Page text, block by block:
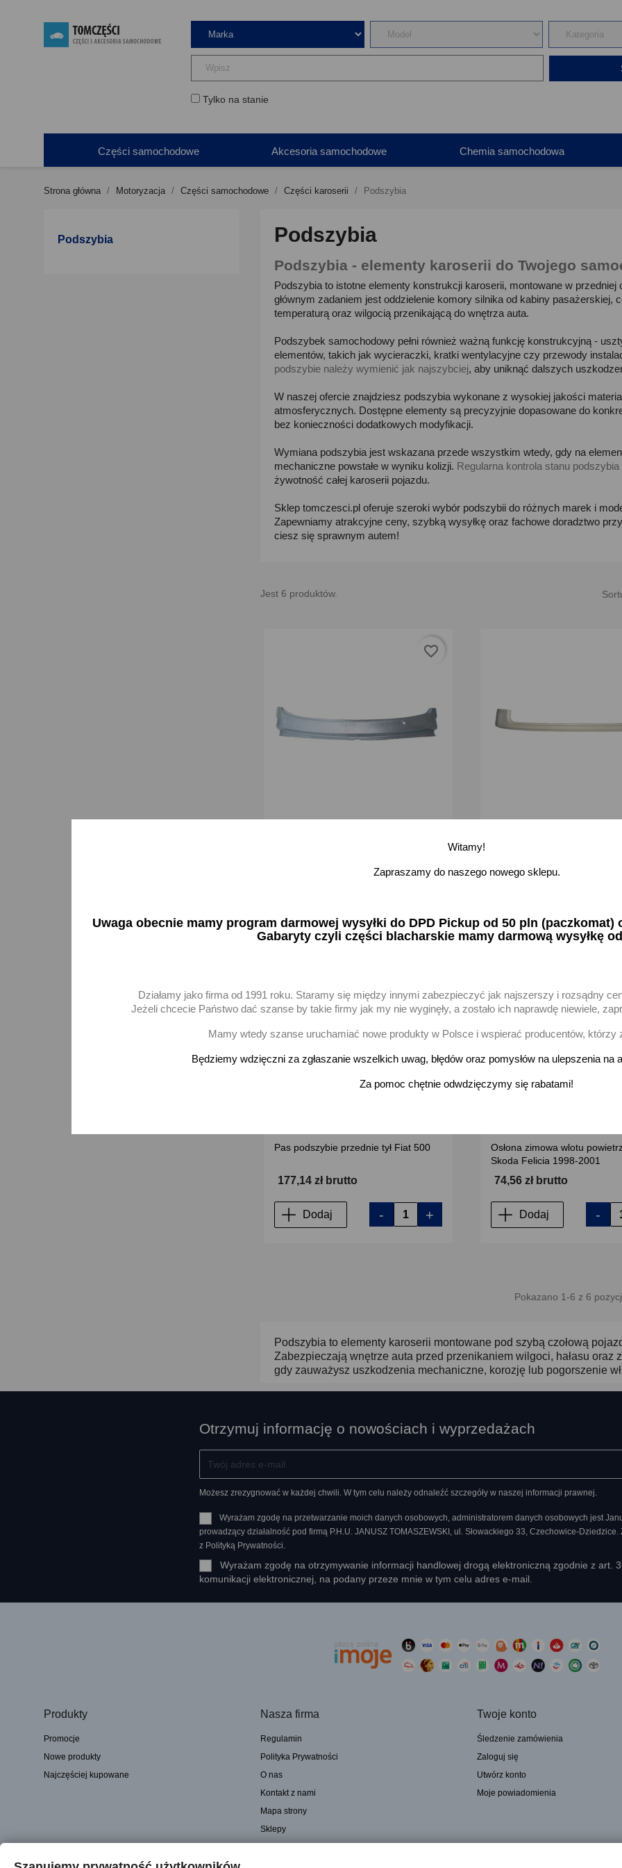
Tylko na stanie
Części samochodowe Akcesoria samochodowe Chemia samochodowa
Strona główna Motoryzacja Części samochodowe Części karoserii Podszybia
Podszybia Podszybia
Podszybia - elementy karoserii do Twojego
Podszybia to istotne elementy konstrukcji karoserii, montowane w
głównym zadaniem jest oddzielenie komory silnika od kabiny pasażerskiej,
temperaturą oraz wilgocią przenikającą do wnętrza auta.
Podszybek samochodowy pełni również ważną funkcję konstrukcyjną -
elementów, takich jak wycieraczki, kratki wentylacyjne czy przewody
podszybie należy wymienić jak najszybciej, aby uniknąć dalszych
W naszej ofercie znajdziesz podszybia wykonane z wysokiej jakości
atmosferycznych. Dostępne elementy są precyzyjnie dopasowane do
bez konieczności dodatkowych modyfikacji.
Wymiana podszybia jest wskazana przede wszystkim wtedy, gdy na
mechaniczne powstałe w wyniku kolizji. Regularna kontrola stanu podszybia
żywotność całej karoserii pojazdu.
Sklep tomczesci.pl oferuje szeroki wybór podszybii do różnych marek i
Zapewniamy atrakcyjne ceny, szybką wysyłkę oraz fachowe doradztwo
ciesz się sprawnym autem!
Jest 6 produktów.
favorite_border
Pas podszybie przednie tył Fiat 500
177,14 zł brutto
Dodaj - +
Osłona zimowa wlotu
Skoda Felicia 1998-2001
74,56 zł brutto
Dodaj -
Pokazano 1-6 z 6
Podszybia to elementy karoserii montowane pod szybą czołową
Zabezpieczają wnętrze auta przed przenikaniem wilgoci, hałasu oraz
gdy zauważysz uszkodzenia mechaniczne, korozję lub pogorszenie
Otrzymuj informację o nowościach i wyprzedażach
Możesz zrezygnować w każdej chwili. W tym celu należy odnaleźć szczegóły w naszej informacji prawnej.
Wyrażam zgodę na przetwarzanie moich danych osobowych, administratorem danych osobowych jest
prowadzący działalność pod firmą P.H.U. JANUSZ TOMASZEWSKI, ul. Słowackiego 33, Czechowice-Dziedzice.
z Polityką Prywatności.
Wyrażam zgodę na otrzymywanie informacji handlowej drogą elektroniczną zgodnie z art.
komunikacji elektronicznej, na podany przeze mnie w tym celu adres e-mail.
Produkty
Promocje
Nowe produkty
Najczęściej kupowane
Nasza firma
Regulamin
Polityka Prywatności
O nas
Kontakt z nami
Mapa strony
Sklepy
Twoje konto
Śledzenie zamówienia
Zaloguj się
Utwórz konto
Moje powiadomienia
Witamy!
Zapraszamy do naszego nowego sklepu.
Uwaga obecnie mamy program darmowej wysyłki do DPD Pickup od 50 pln
Gabaryty czyli części blacharskie mamy darmową wysyłkę
Działamy jako firma od 1991 roku. Staramy się między innymi zabezpieczyć jak najszerszy i rozsądny
Jeżeli chcecie Państwo dać szanse by takie firmy jak my nie wyginęły, a zostało ich naprawdę niewiele,
Mamy wtedy szanse uruchamiać nowe produkty w Polsce i wspierać producentów, którzy
Będziemy wdzięczni za zgłaszanie wszelkich uwag, błędów oraz pomysłów na ulepszenia na
Za pomoc chętnie odwdzięczymy się rabatami!